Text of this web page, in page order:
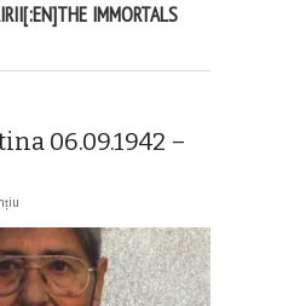
IMMORTALS
06.09.1942 –